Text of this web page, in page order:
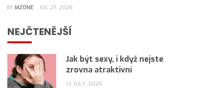
BY MZONE JUL 27, 2026
NEJČTENĚJŠÍ
Jak být sexy, i když nejste
zrovna atraktivní
13 JULY, 2026